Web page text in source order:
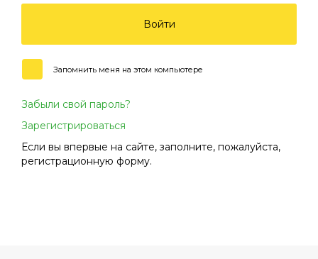
Запомнить меня на этом компьютере
Войти
Забыли свой пароль?
Зарегистрироваться
Если вы впервые на сайте, заполните, пожалуйста,
регистрационную форму.